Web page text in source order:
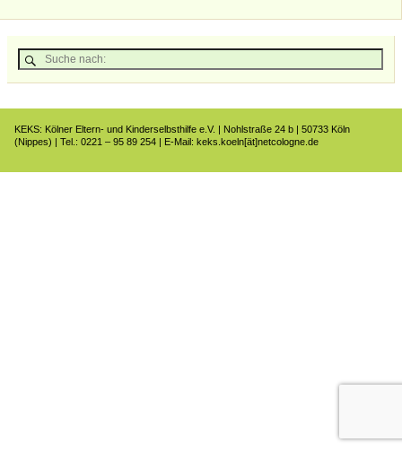
KEKS: Kölner Eltern- und Kinderselbsthilfe e.V. | Nohlstraße 24 b | 50733 Köln
(Nippes) | Tel.: 0221 – 95 89 254 | E-Mail: keks.koeln[ät]netcologne.de